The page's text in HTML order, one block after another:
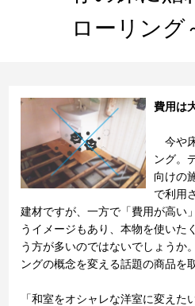
ローリング
費用は
今や
ング。
向けの
で利用
建材ですが、一方で「費用が高い
うイメージもあり、本物を使いた
う方が多いのではないでしょうか
ングの概念を変える話題の商品を
「和室をオシャレな洋室に変えたい